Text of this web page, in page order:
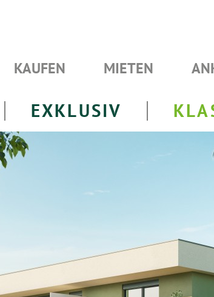
KAUFEN MIETEN
EXKLUSIV